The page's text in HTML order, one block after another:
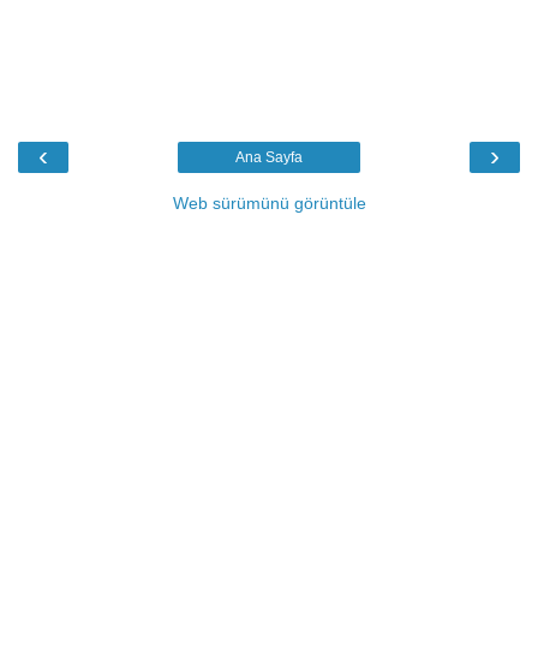
‹ ›
Ana Sayfa
Web sürümünü görüntüle